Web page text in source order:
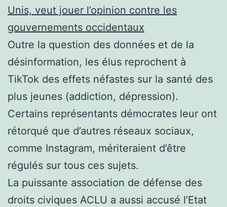
Unis, veut jouer l’opinion contre les
gouvernements occidentaux
Outre la question des données et de la
désinformation, les élus reprochent à
TikTok des effets néfastes sur la santé des
plus jeunes (addiction, dépression).
Certains représentants démocrates leur ont
rétorqué que d’autres réseaux sociaux,
comme Instagram, mériteraient d’être
régulés sur tous ces sujets.
La puissante association de défense des
droits civiques ACLU a aussi accusé l’Etat